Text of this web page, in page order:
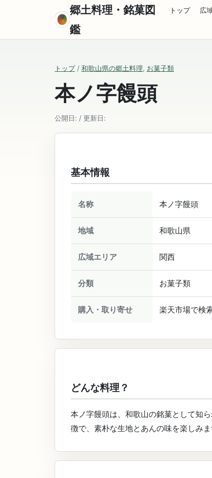
郷土料理・銘菓図
鑑
トップ 広
トップ/ 和歌山県の郷土料理, お菓子類
本ノ字饅頭
公開日: / 更新日:
基本情報
名称 本ノ字饅頭
地域 和歌山県
広域エリア 関西
分類 お菓子類
購入・取り寄せ 楽天市場で検
どんな料理？
本ノ字饅頭は、和歌山の銘菓として知
徴で、素朴な生地とあんの味を楽しみま